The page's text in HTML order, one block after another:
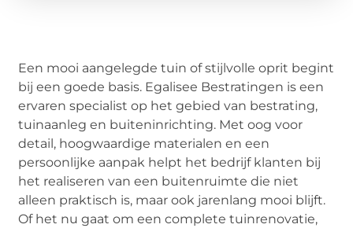
Een mooi aangelegde tuin of stijlvolle oprit begint
bij een goede basis. Egalisee Bestratingen is een
ervaren specialist op het gebied van bestrating,
tuinaanleg en buiteninrichting. Met oog voor
detail, hoogwaardige materialen en een
persoonlijke aanpak helpt het bedrijf klanten bij
het realiseren van een buitenruimte die niet
alleen praktisch is, maar ook jarenlang mooi blijft.
Of het nu gaat om een complete tuinrenovatie,